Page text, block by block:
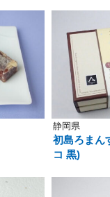
静岡県
初島ろまん
コ 黒)